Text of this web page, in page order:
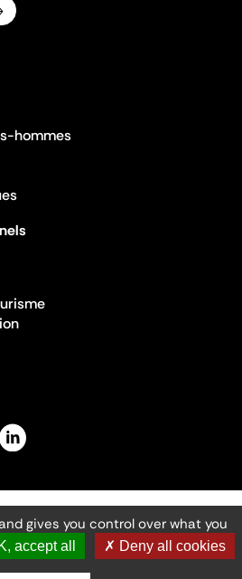
hommes
légales
des cookies
numérique
de la Culture ©2026
et du patrimoine
gives you control over what you
accept all ✗ Deny all cookies